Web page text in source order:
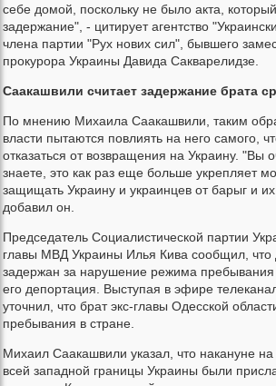
себе домой, поскольку не было акта,
задержание", - цитирует агентство
члена партии "Рух нових сил", бывшего
прокурора Украины Давида Сакварелидзе.
Саакашвили считает задержание брата
По мнению Михаила Саакашвили, таким
власти пытаются повлиять на него самого,
отказаться от возвращения на Украину. "Вы
знаете, это как раз еще больше укрепляет
защищать Украину и украинцев от барыг и
добавил он.
Председатель Социалистической партии
главы МВД Украины Илья Кива сообщил,
задержан за нарушение режима пребывания
его депортация. Выступая в эфире
уточнил, что брат экс-главы Одесской
пребывания в стране.
Михаил Саакашвили указал, что накануне
всей западной границы Украины были